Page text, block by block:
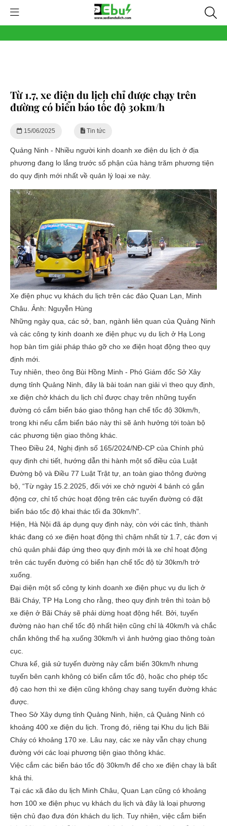
Từ 1.7, xe điện du lịch chỉ được chạy trên
đường có biển báo tốc độ 30km/h
15/06/2025 Tin tức
Quảng Ninh - Nhiều người kinh doanh xe điện du lịch ở địa
phương đang lo lắng trước số phận của hàng trăm phương tiện
do quy định mới nhất về quản lý loại xe này.
Xe điện phục vụ khách du lịch trên các đảo Quan Lạn, Minh
Châu. Ảnh: Nguyễn Hùng
Những ngày qua, các sở, ban, ngành liên quan của Quảng Ninh
và các công ty kinh doanh xe điện phục vụ du lịch ở Hạ Long
họp bàn tìm giải pháp tháo gỡ cho xe điện hoạt động theo quy
định mới.
Tuy nhiên, theo ông Bùi Hồng Minh - Phó Giám đốc Sở Xây
dựng tỉnh Quảng Ninh, đây là bài toán nan giải vì theo quy định,
xe điện chở khách du lịch chỉ được chạy trên những tuyến
đường có cắm biển báo giao thông hạn chế tốc độ 30km/h,
trong khi nếu cắm biển báo này thì sẽ ảnh hưởng tới toàn bộ
các phương tiện giao thông khác.
Theo Điều 24, Nghị định số 165/2024/NĐ-CP của Chính phủ
quy định chi tiết, hướng dẫn thi hành một số điều của Luật
Đường bộ và Điều 77 Luật Trật tự, an toàn giao thông đường
bộ, “Từ ngày 15.2.2025, đối với xe chở người 4 bánh có gắn
động cơ, chỉ tổ chức hoạt động trên các tuyến đường có đặt
biển báo tốc độ khai thác tối đa 30km/h".
Hiện, Hà Nội đã áp dụng quy định này, còn với các tỉnh, thành
khác đang có xe điện hoạt động thì chậm nhất từ 1.7, các đơn vị
chủ quản phải đáp ứng theo quy định mới là xe chỉ hoạt động
trên các tuyến đường có biển hạn chế tốc độ từ 30km/h trở
xuống.
Đại diện một số công ty kinh doanh xe điện phục vụ du lịch ở
Bãi Cháy, TP Hạ Long cho rằng, theo quy định trên thì toàn bộ
xe điện ở Bãi Cháy sẽ phải dừng hoạt động hết. Bởi, tuyến
đường nào hạn chế tốc độ nhất hiện cũng chỉ là 40km/h và chắc
chắn không thể hạ xuống 30km/h vì ảnh hưởng giao thông toàn
cục.
Chưa kể, giả sử tuyến đường này cắm biển 30km/h nhưng
tuyến bên cạnh không có biển cắm tốc độ, hoặc cho phép tốc
độ cao hơn thì xe điện cũng không chạy sang tuyến đường khác
được.
Theo Sở Xây dựng tỉnh Quảng Ninh, hiện, cả Quảng Ninh có
khoảng 400 xe điện du lịch. Trong đó, riêng tại Khu du lịch Bãi
Cháy có khoảng 170 xe. Lâu nay, các xe này vẫn chạy chung
đường với các loại phương tiện giao thông khác.
Việc cắm các biển báo tốc độ 30km/h để cho xe điện chạy là bất
khả thi.
Tại các xã đảo du lịch Minh Châu, Quan Lạn cũng có khoảng
hơn 100 xe điện phục vụ khách du lịch và đây là loại phương
tiện chủ đạo đưa đón khách du lịch. Tuy nhiên, việc cắm biển